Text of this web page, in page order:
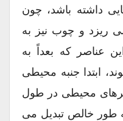
داشته باشد، چون
و چوب نیز به
عناصر که بعداً به
ابتدا جنبه محیطی
محیطی در طول
طور خالص تبدیل می